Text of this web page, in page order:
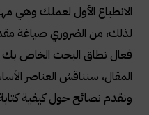
الانطباع الأول لعملك وهي
لذلك، من الضروري صياغة
فعال نطاق البحث الخاص بك
المقال، سنناقش العناصر
ونقدم نصائح حول كيفية